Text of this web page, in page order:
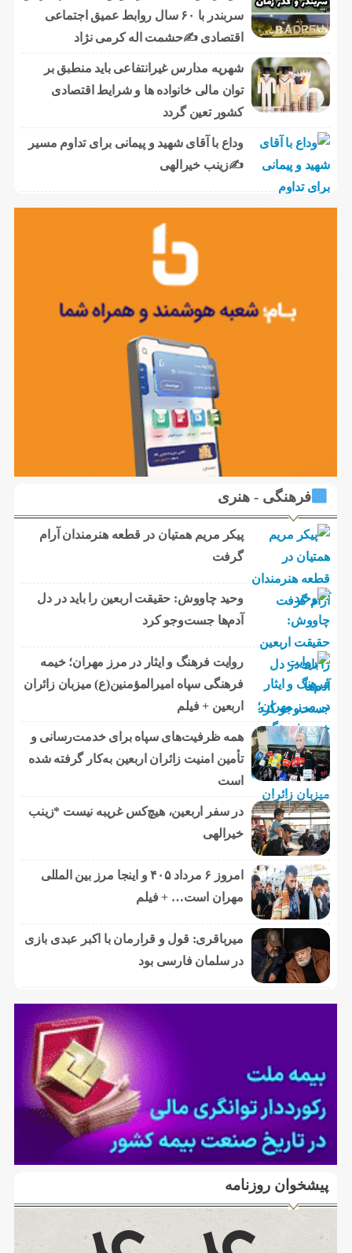
سربندر با ۶۰ سال روابط عمیق اجتماعی
اقتصادی ✍حشمت اله کرمی نژاد
شهریه مدارس غیرانتفاعی باید منطبق بر
توان مالی خانواده ها و شرایط اقتصادی
کشور تعین گردد
وداع با آقای شهید و پیمانی برای تداوم مسیر
✍زینب خیرالهی
فرهنگی - هنری
پیکر مریم همتیان در قطعه هنرمندان آرام
گرفت
وحید چاووش: حقیقت اربعین را باید در دل
آدم‌ها جست‌وجو کرد
روایت فرهنگ و ایثار در مرز مهران؛ خیمه
فرهنگی سپاه امیرالمؤمنین(ع) میزبان زائران
اربعین + فیلم
همه ظرفیت‌های سپاه برای خدمت‌رسانی و
تأمین امنیت زائران اربعین به‌کار گرفته شده
است
در سفر اربعین، هیچ‌کس غریبه نیست *زینب
خیرالهی
امروز ۶ مرداد ۴۰۵ و اینجا مرز بین المللی
مهران است… + فیلم
میرباقری: قول و قرارمان با اکبر عبدی بازی
در سلمان فارسی بود
پیشخوان روزنامه